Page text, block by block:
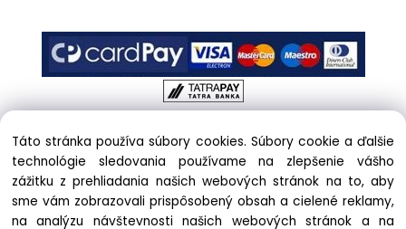
Copyright © 2017 kreativnypapier.sk, All rights reserved |
hajekova@kreativnypapier.sk| Beckovská 38/A, 831 04
Bratislava
Táto stránka používa súbory cookies. Súbory cookie a ďalšie
technológie sledovania používame na zlepšenie vášho
zážitku z prehliadania našich webových stránok na to, aby
sme vám zobrazovali prispôsobený obsah a cielené reklamy,
na analýzu návštevnosti našich webových stránok a na